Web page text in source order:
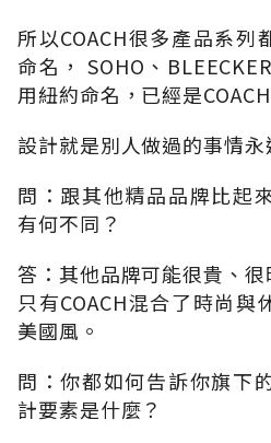
所以COACH很多產品系列
命名， SOHO、
用紐約命名，已經是
設計就是別人做過的事情
問：跟其他精品品牌比起
有何不同？
答：其他品牌可能很貴、
只有COACH混合了時尚
美國風。
問：你都如何告訴你旗下
計要素是什麼？